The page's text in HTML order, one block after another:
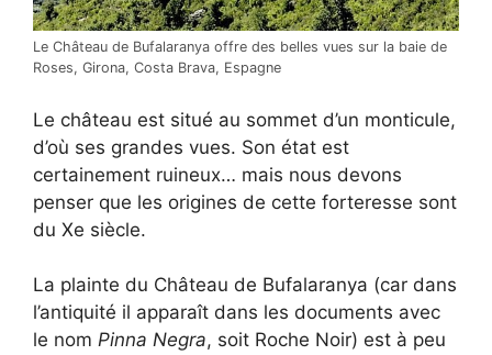
Le Château de Bufalaranya offre des belles vues sur la baie de
Roses, Girona, Costa Brava, Espagne
Le château est situé au sommet d’un monticule,
d’où ses grandes vues. Son état est
certainement ruineux… mais nous devons
penser que les origines de cette forteresse sont
du Xe siècle.
La plainte du Château de Bufalaranya (car dans
l’antiquité il apparaît dans les documents avec
le nom Pinna Negra, soit Roche Noir) est à peu